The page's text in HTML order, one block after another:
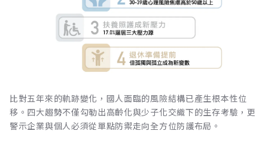
比對五年來的軌跡變化，國人面臨的風險結構已產生根本性位
移。四大趨勢不僅勾勒出高齡化與少子化交織下的生存考驗，更
警示企業與個人必須從單點防禦走向全方位防護布局。